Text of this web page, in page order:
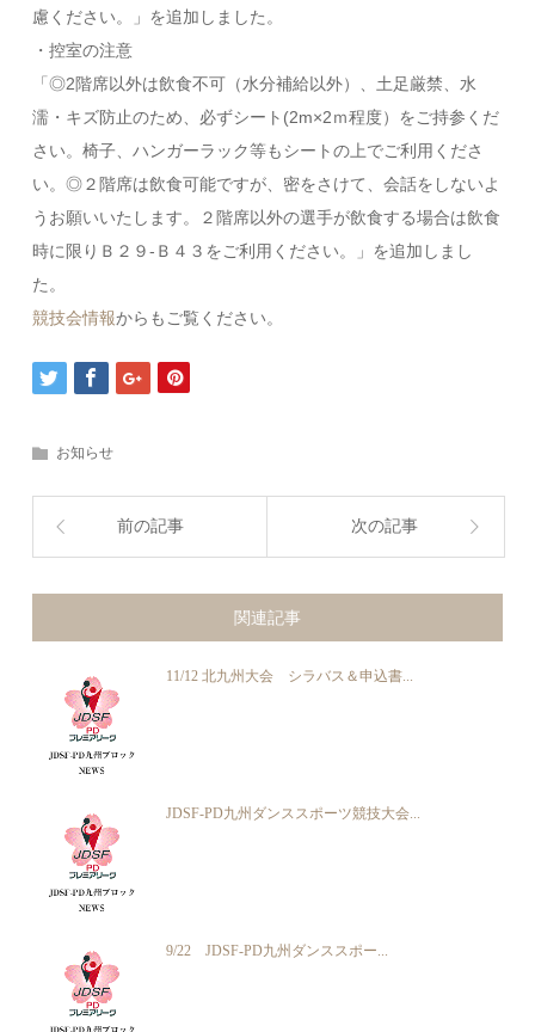
慮ください。」を追加しました。
・控室の注意
「◎2階席以外は飲食不可（水分補給以外）、土足厳禁、水
濡・キズ防止のため、必ずシート(2m×2ｍ程度）をご持参くだ
さい。椅子、ハンガーラック等もシートの上でご利用くださ
い。◎２階席は飲食可能ですが、密をさけて、会話をしないよ
うお願いいたします。２階席以外の選手が飲食する場合は飲食
時に限りＢ２９-Ｂ４３をご利用ください。」を追加しまし
た。
競技会情報からもご覧ください。
お知らせ
前の記事 次の記事
関連記事
11/12 北九州大会 シラバス＆申込書...
JDSF-PD九州ダンススポーツ競技大会...
9/22 JDSF-PD九州ダンススポー...